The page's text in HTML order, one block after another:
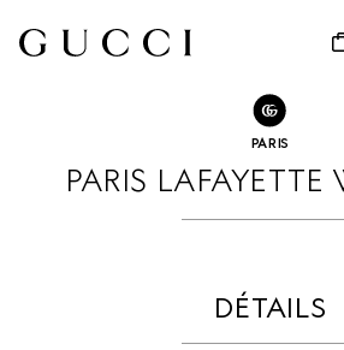
PARIS
PARIS LAFAYETTE
DÉTAILS